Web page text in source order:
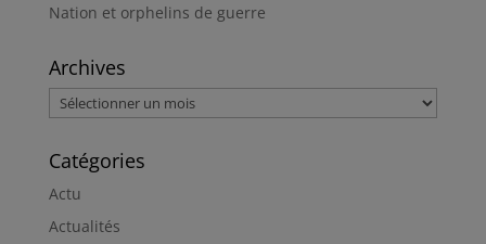
Nation et orphelins de guerre
Archives
Archives
Catégories
Actu
Actualités